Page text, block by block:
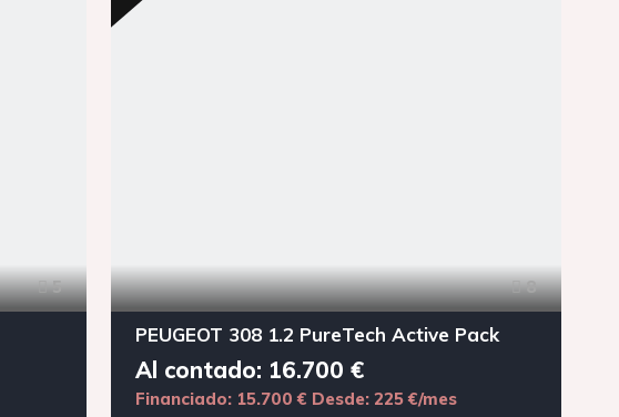
5 8
PEUGEOT 308 1.2 PureTech Active Pack
Al contado: 16.700 €
Financiado: 15.700 € Desde: 225 €/mes